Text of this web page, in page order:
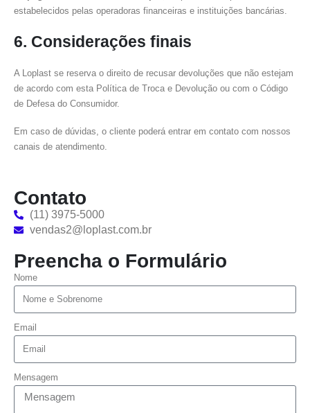
estabelecidos pelas operadoras financeiras e instituições bancárias.
6. Considerações finais
A Loplast se reserva o direito de recusar devoluções que não estejam
de acordo com esta Política de Troca e Devolução ou com o Código
de Defesa do Consumidor.
Em caso de dúvidas, o cliente poderá entrar em contato com nossos
canais de atendimento.
Contato
(11) 3975-5000
vendas2@loplast.com.br
Preencha o Formulário
Nome
Email
Mensagem